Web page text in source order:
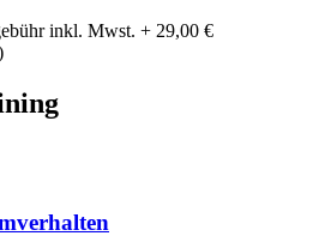
inkl. Mwst. + 29,00 €